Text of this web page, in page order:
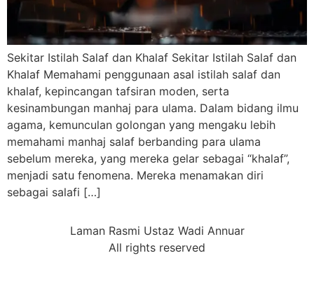
Sekitar Istilah Salaf dan Khalaf Sekitar Istilah Salaf dan
Khalaf Memahami penggunaan asal istilah salaf dan
khalaf, kepincangan tafsiran moden, serta
kesinambungan manhaj para ulama. Dalam bidang ilmu
agama, kemunculan golongan yang mengaku lebih
memahami manhaj salaf berbanding para ulama
sebelum mereka, yang mereka gelar sebagai “khalaf”,
menjadi satu fenomena. Mereka menamakan diri
sebagai salafi […]
Laman Rasmi Ustaz Wadi Annuar
All rights reserved